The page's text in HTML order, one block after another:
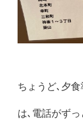
ちょうど､夕
は､電話がずっ